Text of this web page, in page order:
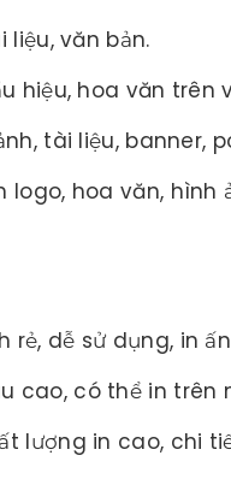
liệu, văn bản.
hiệu, hoa văn trên
tài liệu, banner,
logo, hoa văn, hình
rẻ, dễ sử dụng, in
cao, có thể in trên
lượng in cao, chi